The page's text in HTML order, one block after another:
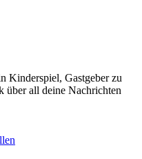
Kinderspiel, Gastgeber zu
über all deine Nachrichten